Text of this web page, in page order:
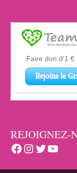
REJOIGNEZ-
Facebook
Instagram
Twitter